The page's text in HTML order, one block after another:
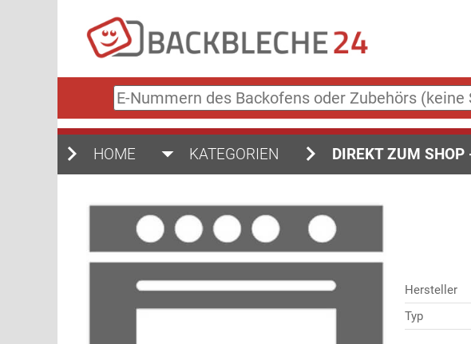
E-
Nummern
des
oder
HOME KATEGORIEN DIREKT ZUM SHOP
Hersteller
Typ